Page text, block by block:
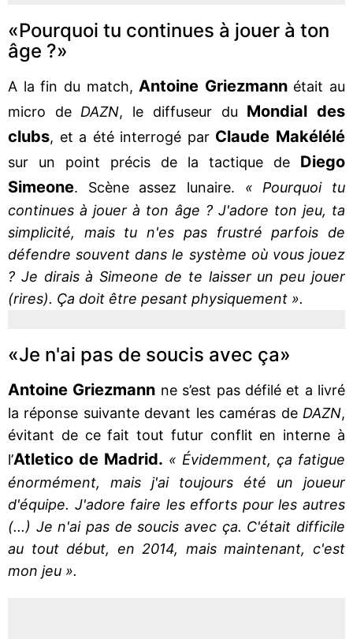
«Pourquoi tu continues à jouer à ton
âge ?»
A la fin du match, Antoine Griezmann était au
micro de DAZN, le diffuseur du Mondial des
clubs, et a été interrogé par Claude Makélélé
sur un point précis de la tactique de Diego
Simeone. Scène assez lunaire. « Pourquoi tu
continues à jouer à ton âge ? J'adore ton jeu, ta
simplicité, mais tu n'es pas frustré parfois de
défendre souvent dans le système où vous jouez
? Je dirais à Simeone de te laisser un peu jouer
(rires). Ça doit être pesant physiquement ».
«Je n'ai pas de soucis avec ça»
Antoine Griezmann ne s’est pas défilé et a livré
la réponse suivante devant les caméras de DAZN,
évitant de ce fait tout futur conflit en interne à
l’Atletico de Madrid. « Évidemment, ça fatigue
énormément, mais j'ai toujours été un joueur
d'équipe. J'adore faire les efforts pour les autres
(...) Je n'ai pas de soucis avec ça. C'était difficile
au tout début, en 2014, mais maintenant, c'est
mon jeu ».